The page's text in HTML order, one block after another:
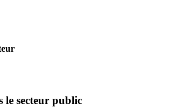
le secteur public